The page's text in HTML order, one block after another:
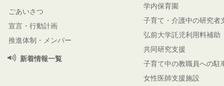
ごあいさつ
宣言・行動計画
推進体制・メンバー
新着情報一覧
学内保育園
子育て・介護中の研究者
弘前大学託児利用料補助
共同研究支援
子育て中の教職員への駐
女性医師支援施設